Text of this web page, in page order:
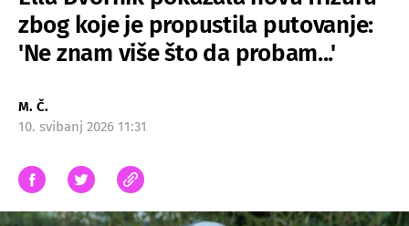
zbog koje je propustila putovanje:
'Ne znam više što da probam...'
M. Č.
10. svibanj 2026 11:31